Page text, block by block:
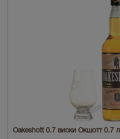
Oakeshott 0.7 виски Окшотт 0.7 л